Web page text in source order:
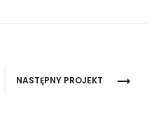
NASTĘPNY PROJEKT